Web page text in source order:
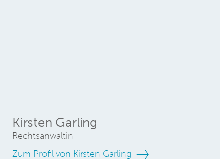
Kirsten Garling
Rechtsanwältin
Zum Profil von Kirsten Garling